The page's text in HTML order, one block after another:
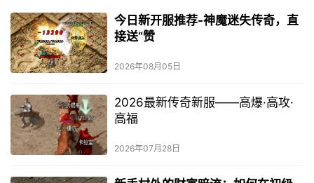
今日新开服推荐-神魔迷失传奇，直
接送“赞
2026年08月05日
2026最新传奇新服——高爆·高攻·
高福
2026年07月28日